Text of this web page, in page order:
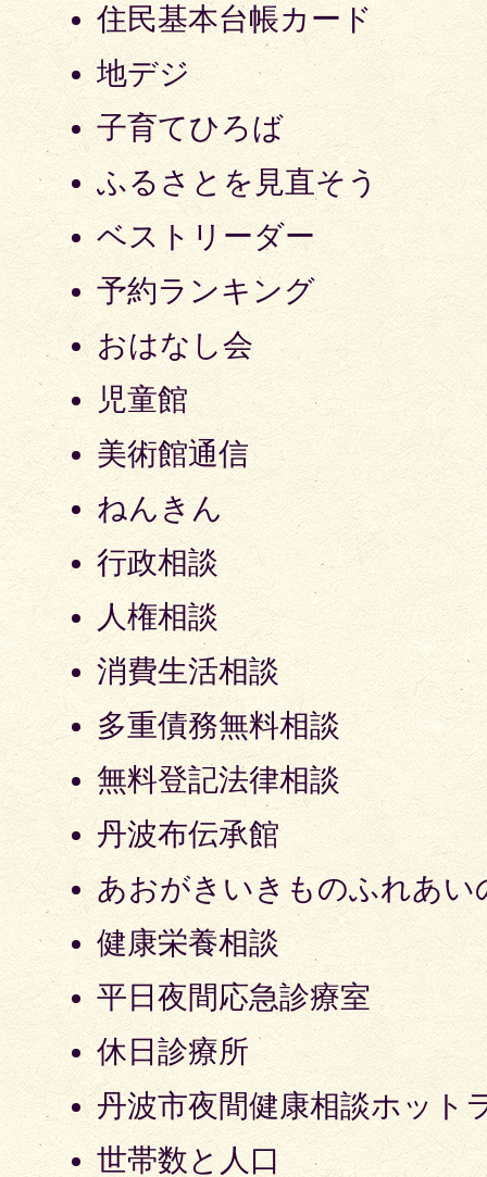
住民基本台帳カード
地デジ
子育てひろば
ふるさとを見直そう
ベストリーダー
予約ランキング
おはなし会
児童館
美術館通信
ねんきん
行政相談
人権相談
消費生活相談
多重債務無料相談
無料登記法律相談
丹波布伝承館
あおがきいきものふれあい
健康栄養相談
平日夜間応急診療室
休日診療所
丹波市夜間健康相談ホット
世帯数と人口